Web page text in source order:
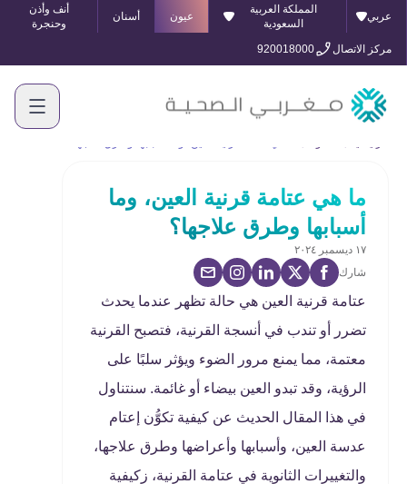
عربي
المملكة العربية
السعودية
عيون أسنان
أنف وأذن
وحنجرة
مركز الاتصال
920018000
ما هي عتامة قرنية العين، وما
أسبابها وطرق علاجها؟
١٧ ديسمبر ٢٠٢٤
شارك
عتامة قرنية العين هي حالة تظهر عندما يحدث
تضرر أو تندب في أنسجة القرنية، فتصبح القرنية
معتمة، مما يمنع مرور الضوء ويؤثر سلبًا على
الرؤية، وقد تبدو العين بيضاء أو غائمة. سنتناول
في هذا المقال الحديث عن كيفية تكوُّن إعتام
عدسة العين، وأسبابها وأعراضها وطرق علاجها،
والتغييرات الثانوية في عتامة القرنية، زكيفية